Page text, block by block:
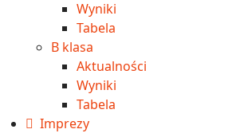
Wyniki
Tabela
B klasa
Aktualności
Wyniki
Tabela
Imprezy